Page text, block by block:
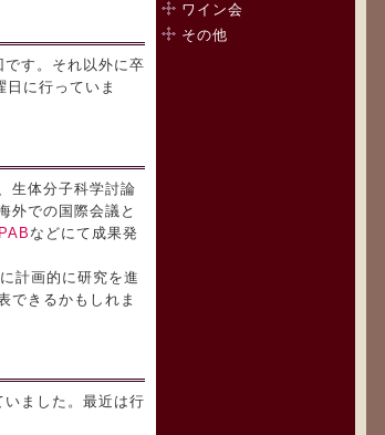
す。それ以外に卒
に行っていま
生体分子科学討論
外での国際会議と
などにて成果発
計画的に研究を進
できるかもしれま
ました。最近は行
ワイン会
その他